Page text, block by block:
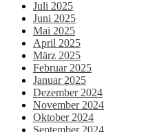
Juli 2025
Juni 2025
Mai 2025
April 2025
März 2025
Februar 2025
Januar 2025
Dezember 2024
November 2024
Oktober 2024